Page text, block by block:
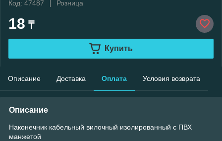
Код: 47487
Розница
18 ₸
Купить
Описание Доставка Оплата Условия возврата
Описание
Наконечник кабельный вилочный изолированный с ПВХ
манжетой